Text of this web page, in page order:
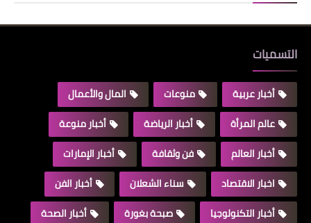
التسميات
أخبار عربية منوعات
المال والأعمال
عالم المرأة
أخبار الرياضة
أخبار منوعة
أخبار العالم
فن وثقافة
أخبار الإمارات
اخبار الاقتصاد
سناء الشعلان
أخبار الفن
أخبار التكنولوجيا
صبحة بغورة
أخبار الصحة